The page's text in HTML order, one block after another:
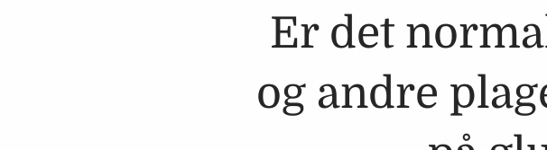
Er det
og andre